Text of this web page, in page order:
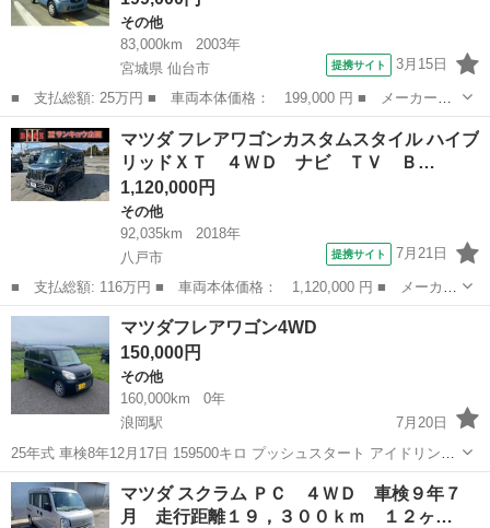
その他
83,000km
2003年
宮城県 仙台市
提携サイト 3月15日
■ 支払総額: 25万円 ■ 車両本体価格： 199,000 円 ■ メーカー
名： マツダ ■ 車種名： ラピュタ ■ グレード名： ■ 排気
量： 660cc ■ ドア枚数： 5D ■ ミッション： MT5速 ■ 店舗P...
宮城 仙台市 その他
マツダ フレアワゴンカスタムスタイル ハイブ
リッドＸＴ ４ＷＤ ナビ ＴＶ Ｂ…
1,120,000円
その他
92,035km
2018年
八戸市
提携サイト 7月21日
■ 支払総額: 116万円 ■ 車両本体価格： 1,120,000 円 ■ メーカー
名： マツダ ■ 車種名： フレアワゴンカスタムスタイル ■ グレ
ード名： ハイブリッドＸＴ ４ＷＤ ナビ ＴＶ Ｂｌｕｅｔｏｏ
ｔｈ接続 ...
青森 八戸市 その他
マツダフレアワゴン4WD
150,000円
その他
160,000km
0年
浪岡駅
7月20日
25年式 車検8年12月17日 159500キロ プッシュスタート アイドリング
ストップ車 ワンセグだけどナビ付き。ＥTＣ, ダウンサス入ってらし
く、微かにローダウン 年式相当の浮き錆、ギズ等有り。...
青森 青森市 浪岡駅
マツダ スクラム ＰＣ ４ＷＤ 車検９年７
月 走行距離１９，３００ｋｍ １２ヶ…